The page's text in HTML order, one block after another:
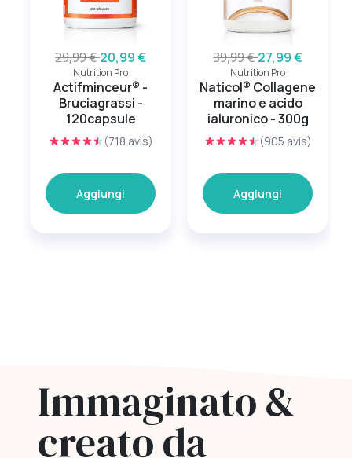
29,99 €20,99 €
Nutrition Pro
Actifminceur® -
Bruciagrassi -
120capsule
(718 avis)
Aggiungi
39,99 €27,99 €
Nutrition Pro
Naticol® Collagene
marino e acido
ialuronico - 300g
(905 avis)
Aggiungi
Immaginato &
creato da